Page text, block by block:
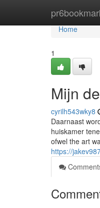
Home
Home
1
Mijn
cyrilh543wky8
Daarnaast
huiskamer
ofwel the art
https://